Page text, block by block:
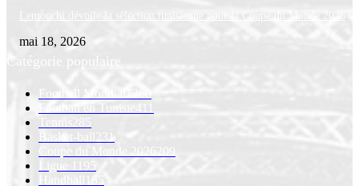
Lemouchi dévoile la sélection tunisienne pour la Coupe du Monde 2026
mai 18, 2026
Catégorie populaire
Football Mondial
1260
Football en Tunisie 411
Tennis
285
Basket-ball
231
Coupe du Monde 2026 209
Ligue 1
195
Handball
155